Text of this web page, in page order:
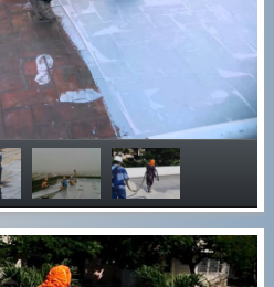
300.000 – 400.000
VNĐ/xe
500.000 – 700.000
VNĐ/xe
700.000 – 1.200.000
VNĐ/xe
1.000.000 – 1.800.000
VNĐ/xe